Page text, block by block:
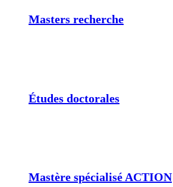
Masters recherche
Études doctorales
Mastère spécialisé ACTION